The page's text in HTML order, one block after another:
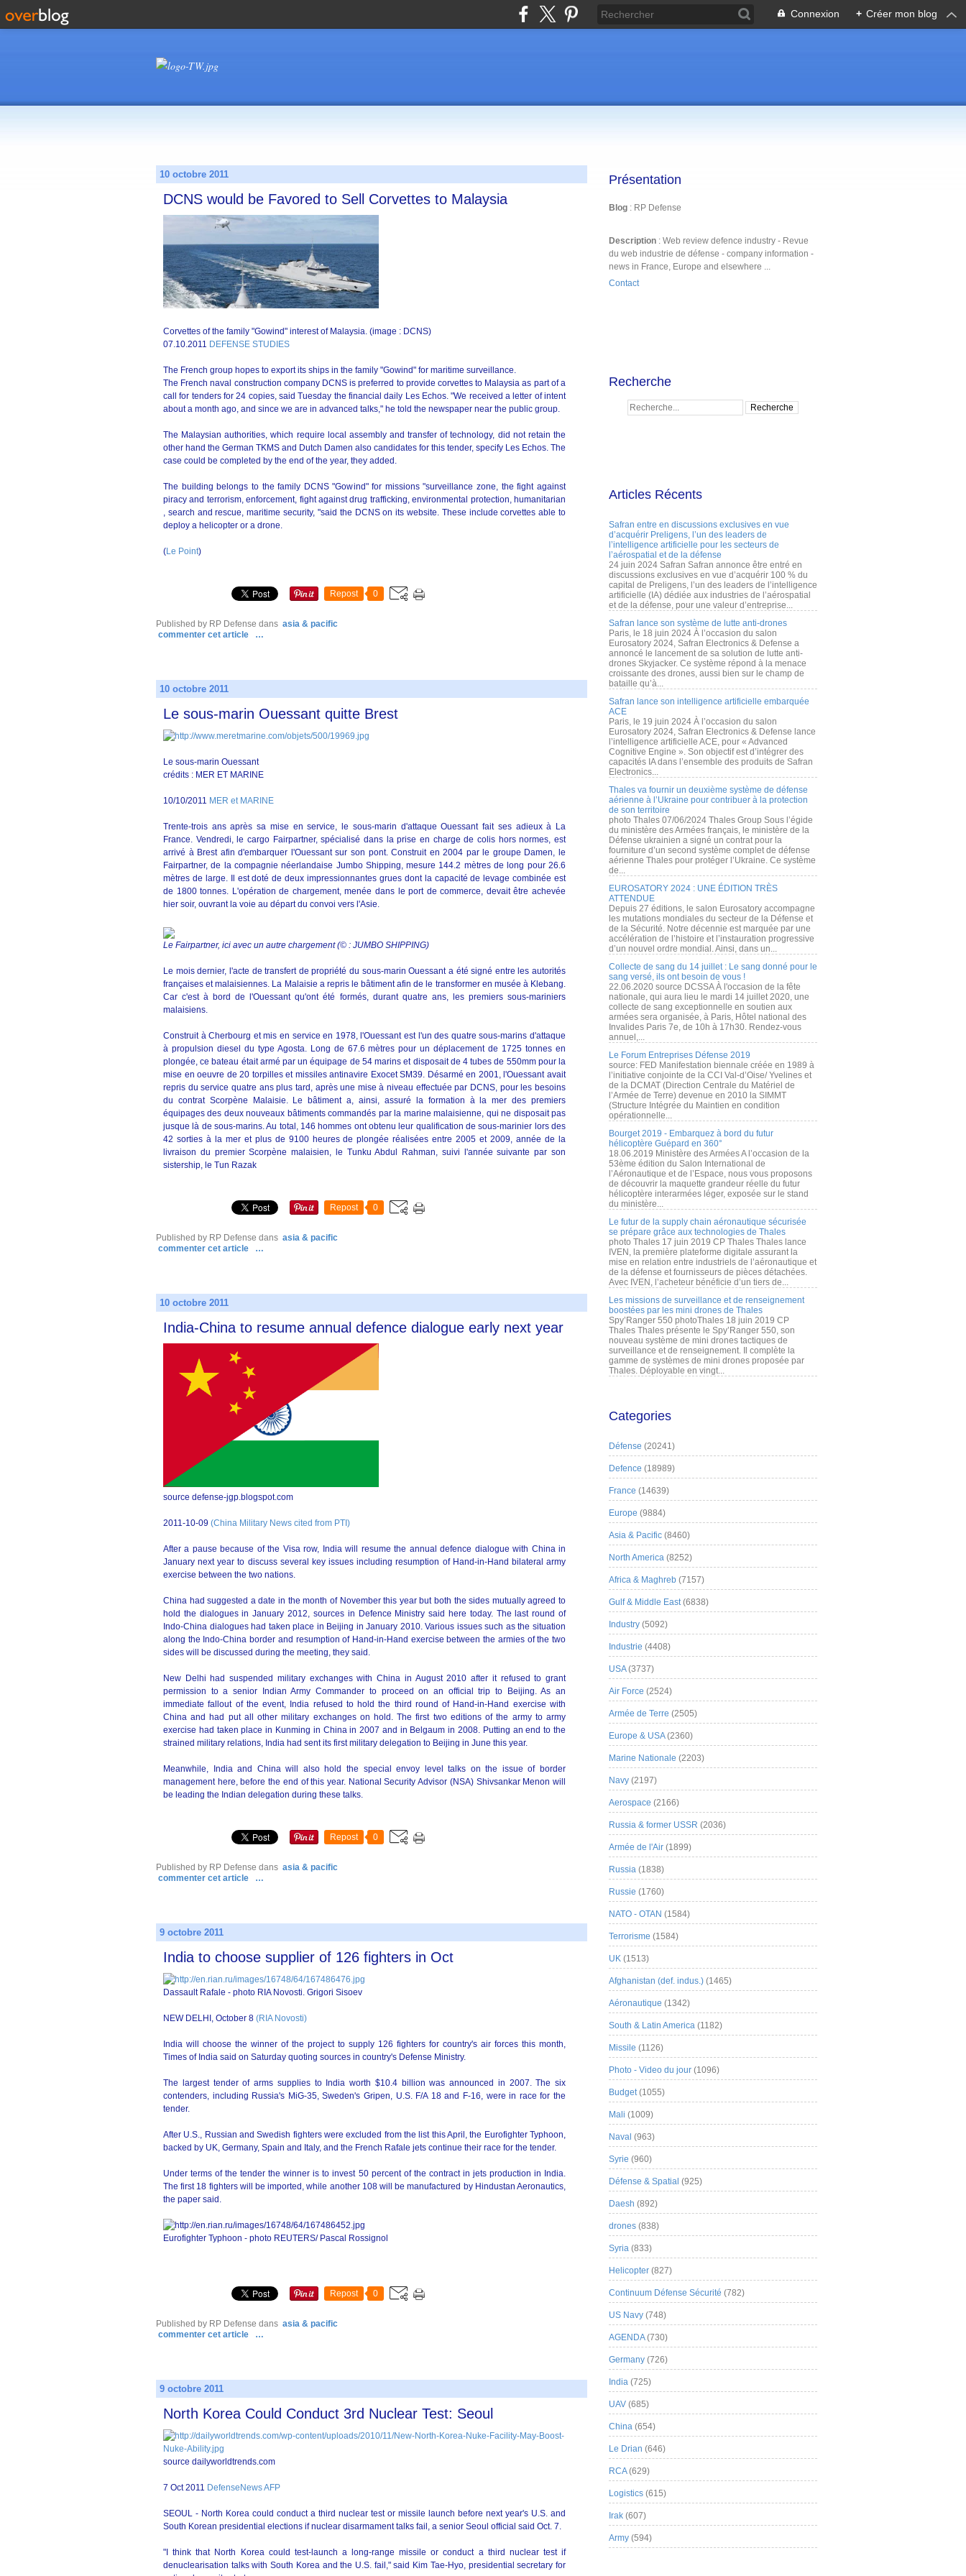
Connexion + Créer mon blog
10 octobre 2011
DCNS would be Favored to Sell Corvettes to Malaysia
Corvettes of the family "Gowind" interest of Malaysia. (image : DCNS)
07.10.2011 DEFENSE STUDIES
The French group hopes to export its ships in the family "Gowind" for maritime surveillance.
The French naval construction company DCNS is preferred to provide corvettes to Malaysia as part of a
call for tenders for 24 copies, said Tuesday the financial daily Les Echos. "We received a letter of intent
about a month ago, and since we are in advanced talks," he told the newspaper near the public group.
The Malaysian authorities, which require local assembly and transfer of technology, did not retain the
other hand the German TKMS and Dutch Damen also candidates for this tender, specify Les Echos. The
case could be completed by the end of the year, they added.
The building belongs to the family DCNS "Gowind" for missions "surveillance zone, the fight against
piracy and terrorism, enforcement, fight against drug trafficking, environmental protection, humanitarian
, search and rescue, maritime security, "said the DCNS on its website. These include corvettes able to
deploy a helicopter or a drone.
(Le Point)
Repost 0
Published by RP Defense dans asia & pacific
commenter cet article
…
10 octobre 2011
Le sous-marin Ouessant quitte Brest
Le sous-marin Ouessant
crédits : MER ET MARINE
10/10/2011 MER et MARINE
Trente-trois ans après sa mise en service, le sous-marin d'attaque Ouessant fait ses adieux à La
France. Vendredi, le cargo Fairpartner, spécialisé dans la prise en charge de colis hors normes, est
arrivé à Brest afin d'embarquer l'Ouessant sur son pont. Construit en 2004 par le groupe Damen, le
Fairpartner, de la compagnie néerlandaise Jumbo Shipping, mesure 144.2 mètres de long pour 26.6
mètres de large. Il est doté de deux impressionnantes grues dont la capacité de levage combinée est
de 1800 tonnes. L'opération de chargement, menée dans le port de commerce, devait être achevée
hier soir, ouvrant la voie au départ du convoi vers l'Asie.
Le Fairpartner, ici avec un autre chargement (© : JUMBO SHIPPING)
Le mois dernier, l'acte de transfert de propriété du sous-marin Ouessant a été signé entre les autorités
françaises et malaisiennes. La Malaisie a repris le bâtiment afin de le transformer en musée à Klebang.
Car c'est à bord de l'Ouessant qu'ont été formés, durant quatre ans, les premiers sous-mariniers
malaisiens.
Construit à Cherbourg et mis en service en 1978, l'Ouessant est l'un des quatre sous-marins d'attaque
à propulsion diesel du type Agosta. Long de 67.6 mètres pour un déplacement de 1725 tonnes en
plongée, ce bateau était armé par un équipage de 54 marins et disposait de 4 tubes de 550mm pour la
mise en oeuvre de 20 torpilles et missiles antinavire Exocet SM39. Désarmé en 2001, l'Ouessant avait
repris du service quatre ans plus tard, après une mise à niveau effectuée par DCNS, pour les besoins
du contrat Scorpène Malaisie. Le bâtiment a, ainsi, assuré la formation à la mer des premiers
équipages des deux nouveaux bâtiments commandés par la marine malaisienne, qui ne disposait pas
jusque là de sous-marins. Au total, 146 hommes ont obtenu leur qualification de sous-marinier lors des
42 sorties à la mer et plus de 9100 heures de plongée réalisées entre 2005 et 2009, année de la
livraison du premier Scorpène malaisien, le Tunku Abdul Rahman, suivi l'année suivante par son
sistership, le Tun Razak
Repost 0
Published by RP Defense dans asia & pacific
commenter cet article
…
10 octobre 2011
India-China to resume annual defence dialogue early next year
source defense-jgp.blogspot.com
2011-10-09 (China Military News cited from PTI)
After a pause because of the Visa row, India will resume the annual defence dialogue with China in
January next year to discuss several key issues including resumption of Hand-in-Hand bilateral army
exercise between the two nations.
China had suggested a date in the month of November this year but both the sides mutually agreed to
hold the dialogues in January 2012, sources in Defence Ministry said here today. The last round of
Indo-China dialogues had taken place in Beijing in January 2010. Various issues such as the situation
along the Indo-China border and resumption of Hand-in-Hand exercise between the armies of the two
sides will be discussed during the meeting, they said.
New Delhi had suspended military exchanges with China in August 2010 after it refused to grant
permission to a senior Indian Army Commander to proceed on an official trip to Beijing. As an
immediate fallout of the event, India refused to hold the third round of Hand-in-Hand exercise with
China and had put all other military exchanges on hold. The first two editions of the army to army
exercise had taken place in Kunming in China in 2007 and in Belgaum in 2008. Putting an end to the
strained military relations, India had sent its first military delegation to Beijing in June this year.
Meanwhile, India and China will also hold the special envoy level talks on the issue of border
management here, before the end of this year. National Security Advisor (NSA) Shivsankar Menon will
be leading the Indian delegation during these talks.
Repost 0
Published by RP Defense dans asia & pacific
commenter cet article
…
9 octobre 2011
India to choose supplier of 126 fighters in Oct
Dassault Rafale - photo RIA Novosti. Grigori Sisoev
NEW DELHI, October 8 (RIA Novosti)
India will choose the winner of the project to supply 126 fighters for country's air forces this month,
Times of India said on Saturday quoting sources in country's Defense Ministry.
The largest tender of arms supplies to India worth $10.4 billion was announced in 2007. The six
contenders, including Russia's MiG-35, Sweden's Gripen, U.S. F/A 18 and F-16, were in race for the
tender.
After U.S., Russian and Swedish fighters were excluded from the list this April, the Eurofighter Typhoon,
backed by UK, Germany, Spain and Italy, and the French Rafale jets continue their race for the tender.
Under terms of the tender the winner is to invest 50 percent of the contract in jets production in India.
The first 18 fighters will be imported, while another 108 will be manufactured by Hindustan Aeronautics,
the paper said.
Eurofighter Typhoon - photo REUTERS/ Pascal Rossignol
Repost 0
Published by RP Defense dans asia & pacific
commenter cet article
…
9 octobre 2011
North Korea Could Conduct 3rd Nuclear Test: Seoul
source dailyworldtrends.com
7 Oct 2011 DefenseNews AFP
SEOUL - North Korea could conduct a third nuclear test or missile launch before next year's U.S. and
South Korean presidential elections if nuclear disarmament talks fail, a senior Seoul official said Oct. 7.
"I think that North Korea could test-launch a long-range missile or conduct a third nuclear test if
denuclearisation talks with South Korea and the U.S. fail," said Kim Tae-Hyo, presidential secretary for
Présentation
Blog : RP Defense
Description : Web review defence industry - Revue
du web industrie de défense - company information -
news in France, Europe and elsewhere ...
Contact
Recherche
Articles Récents
Safran entre en discussions exclusives en vue
d’acquérir Preligens, l’un des leaders de
l’intelligence artificielle pour les secteurs de
l’aérospatial et de la défense
24 juin 2024 Safran Safran annonce être entré en
discussions exclusives en vue d’acquérir 100 % du
capital de Preligens, l’un des leaders de l’intelligence
artificielle (IA) dédiée aux industries de l’aérospatial
et de la défense, pour une valeur d’entreprise...
Safran lance son système de lutte anti-drones
Paris, le 18 juin 2024 À l’occasion du salon
Eurosatory 2024, Safran Electronics & Defense a
annoncé le lancement de sa solution de lutte anti-
drones Skyjacker. Ce système répond à la menace
croissante des drones, aussi bien sur le champ de
bataille qu’à...
Safran lance son intelligence artificielle embarquée
ACE
Paris, le 19 juin 2024 À l’occasion du salon
Eurosatory 2024, Safran Electronics & Defense lance
l’intelligence artificielle ACE, pour « Advanced
Cognitive Engine ». Son objectif est d’intégrer des
capacités IA dans l’ensemble des produits de Safran
Electronics...
Thales va fournir un deuxième système de défense
aérienne à l’Ukraine pour contribuer à la protection
de son territoire
photo Thales 07/06/2024 Thales Group Sous l’égide
du ministère des Armées français, le ministère de la
Défense ukrainien a signé un contrat pour la
fourniture d’un second système complet de défense
aérienne Thales pour protéger l’Ukraine. Ce système
de...
EUROSATORY 2024 : UNE ÉDITION TRÈS
ATTENDUE
Depuis 27 éditions, le salon Eurosatory accompagne
les mutations mondiales du secteur de la Défense et
de la Sécurité. Notre décennie est marquée par une
accélération de l’histoire et l’instauration progressive
d’un nouvel ordre mondial. Ainsi, dans un...
Collecte de sang du 14 juillet : Le sang donné pour le
sang versé, ils ont besoin de vous !
22.06.2020 source DCSSA À l'occasion de la fête
nationale, qui aura lieu le mardi 14 juillet 2020, une
collecte de sang exceptionnelle en soutien aux
armées sera organisée, à Paris, Hôtel national des
Invalides Paris 7e, de 10h à 17h30. Rendez-vous
annuel,...
Le Forum Entreprises Défense 2019
source: FED Manifestation biennale créée en 1989 à
l’initiative conjointe de la CCI Val-d’Oise/ Yvelines et
de la DCMAT (Direction Centrale du Matériel de
l’Armée de Terre) devenue en 2010 la SIMMT
(Structure Intégrée du Maintien en condition
opérationnelle...
Bourget 2019 - Embarquez à bord du futur
hélicoptère Guépard en 360°
18.06.2019 Ministère des Armées A l’occasion de la
53ème édition du Salon International de
l’Aéronautique et de l’Espace, nous vous proposons
de découvrir la maquette grandeur réelle du futur
hélicoptère interarmées léger, exposée sur le stand
du ministère...
Le futur de la supply chain aéronautique sécurisée
se prépare grâce aux technologies de Thales
photo Thales 17 juin 2019 CP Thales Thales lance
IVEN, la première plateforme digitale assurant la
mise en relation entre industriels de l’aéronautique et
de la défense et fournisseurs de pièces détachées.
Avec IVEN, l’acheteur bénéficie d’un tiers de...
Les missions de surveillance et de renseignement
boostées par les mini drones de Thales
Spy’Ranger 550 photoThales 18 juin 2019 CP
Thales Thales présente le Spy’Ranger 550, son
nouveau système de mini drones tactiques de
surveillance et de renseignement. Il complète la
gamme de systèmes de mini drones proposée par
Thales. Déployable en vingt...
Categories
Défense (20241)
Defence (18989)
France (14639)
Europe (9884)
Asia & Pacific (8460)
North America (8252)
Africa & Maghreb (7157)
Gulf & Middle East(6838)
Industry (5092)
Industrie (4408)
USA(3737)
Air Force (2524)
Armée de Terre (2505)
Europe & USA(2360)
Marine Nationale (2203)
Navy (2197)
Aerospace (2166)
Russia & former USSR (2036)
Armée de l'Air (1899)
Russia (1838)
Russie (1760)
NATO - OTAN (1584)
Terrorisme (1584)
UK (1513)
Afghanistan (def. indus.) (1465)
Aéronautique (1342)
South & Latin America (1182)
Missile (1126)
Photo - Video du jour (1096)
Budget(1055)
Mali (1009)
Naval (963)
Syrie (960)
Défense & Spatial (925)
Daesh (892)
drones (838)
Syria (833)
Helicopter (827)
Continuum Défense Sécurité (782)
US Navy (748)
AGENDA(730)
Germany (726)
India (725)
UAV (685)
China (654)
Le Drian (646)
RCA(629)
Logistics (615)
Irak (607)
Army (594)